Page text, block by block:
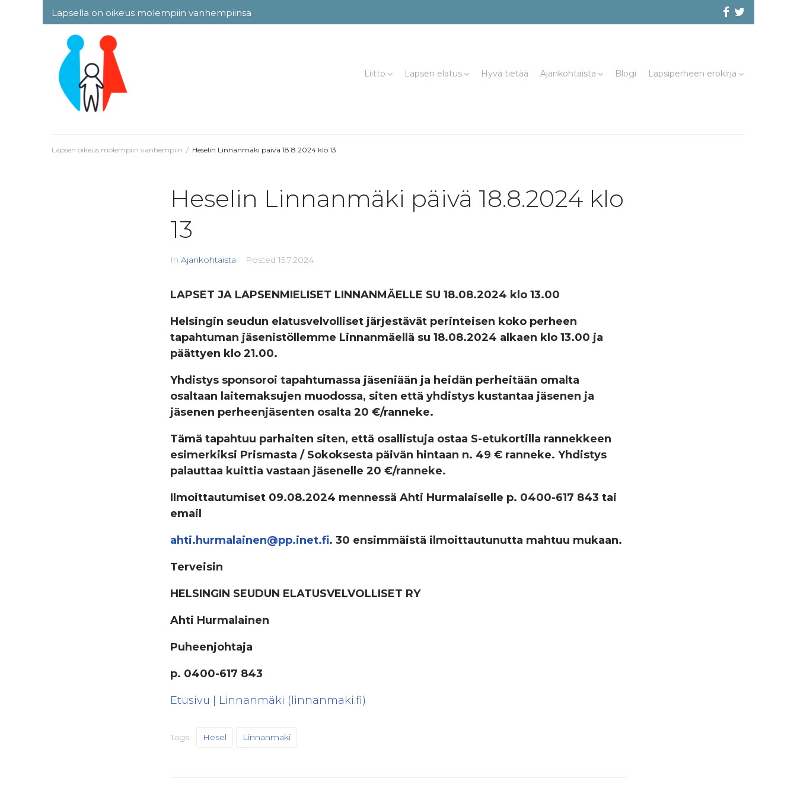
Lapsella on oikeus molempiin vanhempiinsa
Facebook
@evliitto
Liitto Lapsen elatus Hyvä tietää Ajankohtaista Blogi Lapsiperheen erokirja
Lapsen oikeus molempiin vanhempiin / Heselin Linnanmäki päivä 18.8.2024 klo 13
Heselin Linnanmäki päivä 18.8.2024 klo
13
In Ajankohtaista Posted 15.7.2024
LAPSET JA LAPSENMIELISET LINNANMÄELLE SU 18.08.2024 klo 13.00
Helsingin seudun elatusvelvolliset järjestävät perinteisen koko perheen
tapahtuman jäsenistöllemme Linnanmäellä su 18.08.2024 alkaen klo 13.00 ja
päättyen klo 21.00.
Yhdistys sponsoroi tapahtumassa jäseniään ja heidän perheitään omalta
osaltaan laitemaksujen muodossa, siten että yhdistys kustantaa jäsenen ja
jäsenen perheenjäsenten osalta 20 €/ranneke.
Tämä tapahtuu parhaiten siten, että osallistuja ostaa S-etukortilla rannekkeen
esimerkiksi Prismasta / Sokoksesta päivän hintaan n. 49 € ranneke. Yhdistys
palauttaa kuittia vastaan jäsenelle 20 €/ranneke.
Ilmoittautumiset 09.08.2024 mennessä Ahti Hurmalaiselle p. 0400-617 843 tai
email
ahti.hurmalainen@pp.inet.fi. 30 ensimmäistä ilmoittautunutta mahtuu mukaan.
Terveisin
HELSINGIN SEUDUN ELATUSVELVOLLISET RY
Ahti Hurmalainen
Puheenjohtaja
p. 0400-617 843
Etusivu | Linnanmäki (linnanmaki.fi)
Tags: Hesel Linnanmaki